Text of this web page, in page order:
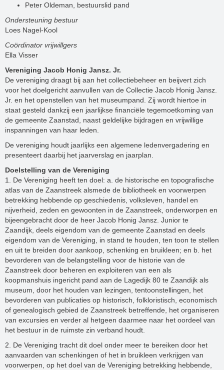
Peter Oldeman, bestuurslid pand
Ondersteuning bestuur
Loes Nagel-Kool
Coördinator vrijwillgers
Ella Visser
Vereniging Jacob Honig Jansz. Jr.
De vereniging draagt bij aan het collectiebeheer en beijvert zich
voor het doelgericht aanvullen van de Collectie Jacob Honig Jansz.
Jr. en het openstellen van het museumpand. Zij wordt hiertoe in
staat gesteld dankzij een jaarlijkse financiële tegemoetkoming van
de gemeente Zaanstad, naast geldelijke bijdragen en vrijwillige
inspanningen van haar leden.
De vereniging houdt jaarlijks een algemene ledenvergadering en
presenteert daarbij het jaarverslag en jaarplan.
Doelstelling van de Vereniging
1. De Vereniging heeft ten doel: a. de historische en topografische
atlas van de Zaanstreek alsmede de bibliotheek en voorwerpen
betrekking hebbende op geschiedenis, volksleven, handel en
nijverheid, zeden en gewoonten in de Zaanstreek, onderworpen en
bijeengebracht door de heer Jacob Honig Jansz. Junior te
Zaandijk, deels eigendom van de gemeente Zaanstad en deels
eigendom van de Vereniging, in stand te houden, ten toon te stellen
en uit te breiden door aankoop, schenking en bruikleen; en b. het
bevorderen van de belangstelling voor de historie van de
Zaanstreek door beheren en exploiteren van een als
koopmanshuis ingericht pand aan de Lagedijk 80 te Zaandijk als
museum, door het houden van lezingen, tentoonstellingen, het
bevorderen van publicaties op historisch, folkloristisch, economisch
of genealogisch gebied de Zaanstreek betreffende, het organiseren
van excursies en verder al hetgeen daarmee naar het oordeel van
het bestuur in de ruimste zin verband houdt.
2. De Vereniging tracht dit doel onder meer te bereiken door het
aanvaarden van schenkingen of het in bruikleen verkrijgen van
voorwerpen, op het doel van de Vereniging betrekking hebbende,